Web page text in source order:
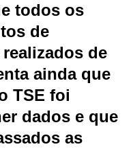
todos os
de
de
ainda que
TSE foi
dados e que
as